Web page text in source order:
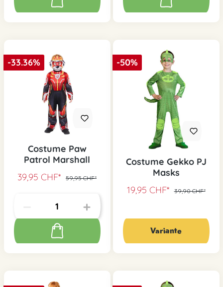
-33.36%
Costume Paw
Patrol Marshall
39,95 CHF*
59,95 CHF*
-50%
Costume Gekko PJ
Masks
19,95 CHF*
39,90 CHF*
Variante